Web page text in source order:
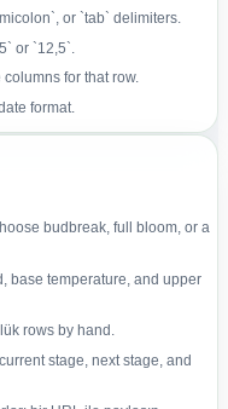
or `tab` delimiters.
or `12,5`.
for that row.
format.
budbreak, full bloom, or a
base temperature, and upper
rows by hand.
stage, next stage, and